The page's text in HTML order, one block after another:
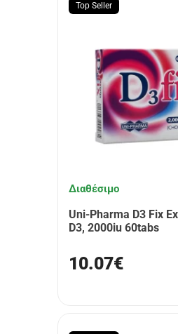
Top Seller
Διαθέσιμο
Uni-Pharma D3 Fix
D3, 2000iu 60tabs
10.07€